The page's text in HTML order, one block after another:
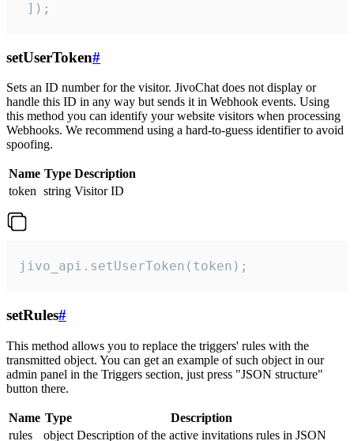
]);
setUserToken#
Sets an ID number for the visitor. JivoChat does not display or
handle this ID in any way but sends it in Webhook events. Using
this method you can identify your website visitors when processing
Webhooks. We recommend using a hard-to-guess identifier to avoid
spoofing.
Name Type Description
token string Visitor ID
jivo_api.setUserToken(token);
setRules#
This method allows you to replace the triggers' rules with the
transmitted object. You can get an example of such object in our
admin panel in the Triggers section, just press "JSON structure"
button there.
Name Type
Description
rules
object Description of the active invitations rules in JSON